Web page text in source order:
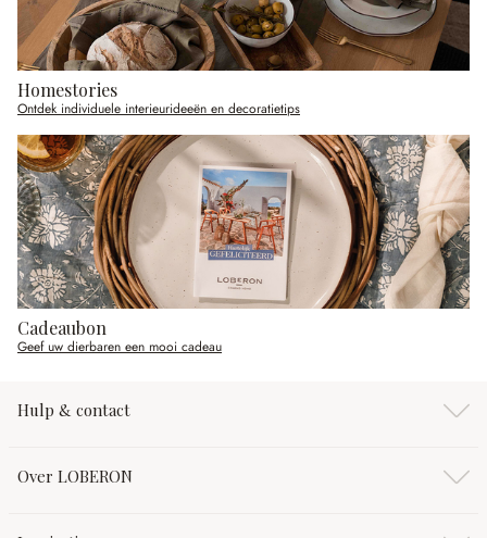
Homestories
Ontdek individuele interieurideeën en decoratietips
Cadeaubon
Geef uw dierbaren een mooi cadeau
Hulp & contact
Over LOBERON